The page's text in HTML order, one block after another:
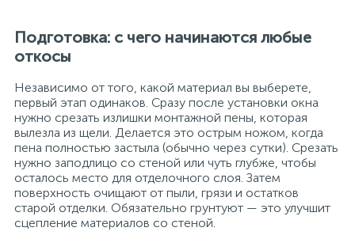
Подготовка: с чего начинаются любые
откосы
Независимо от того, какой материал вы выберете,
первый этап одинаков. Сразу после установки окна
нужно срезать излишки монтажной пены, которая
вылезла из щели. Делается это острым ножом, когда
пена полностью застыла (обычно через сутки). Срезать
нужно заподлицо со стеной или чуть глубже, чтобы
осталось место для отделочного слоя. Затем
поверхность очищают от пыли, грязи и остатков
старой отделки. Обязательно грунтуют — это улучшит
сцепление материалов со стеной.